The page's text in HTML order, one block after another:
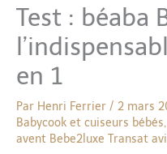
Test : béaba
en 1
Par Henri Ferrier / 2 mars
Babycook et cuiseurs bébés,
avent Bebe2luxe Transat